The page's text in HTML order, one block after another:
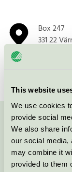
This website
We use cookies
provide social
We also share
our social media,
may combine it
provided to them
Box 247
331 22
Kontakta oss på